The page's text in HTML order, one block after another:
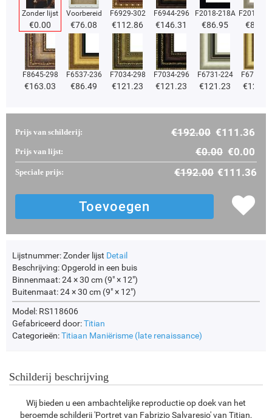
Zonder lijst
€0.00
Voorbereid
€76.08
F6929-302
€112.86
F6944-296
€146.31
F2018-218A
€86.95
F2018-
€86.95
F8645-298
€163.03
F6537-236
€86.49
F7034-298
€121.23
F7034-296
€121.23
F6731-224
€121.23
F6731-
€
Prijs van schilderij: €192.00 €111.36
Prijs van lijst: €0.00 €0.00
Speciale prijs: €192.00 €111.36
Lijstnummer:Zonder lijst Detail
Beschrijving:Opgerold in een buis
Binnenmaat:24 × 30 cm (9" × 12")
Buitenmaat:24 × 30 cm (9" × 12")
Model: RS118606
Gefabriceerd door:Titian
Categorieën:Titiaan Maniërisme (late renaissance)
Schilderij beschrijving
Wij bieden u een ambachtelijke reproductie op doek van het
beroemde schilderij 'Portret van Fabrizio Salvaresio' van Titian,